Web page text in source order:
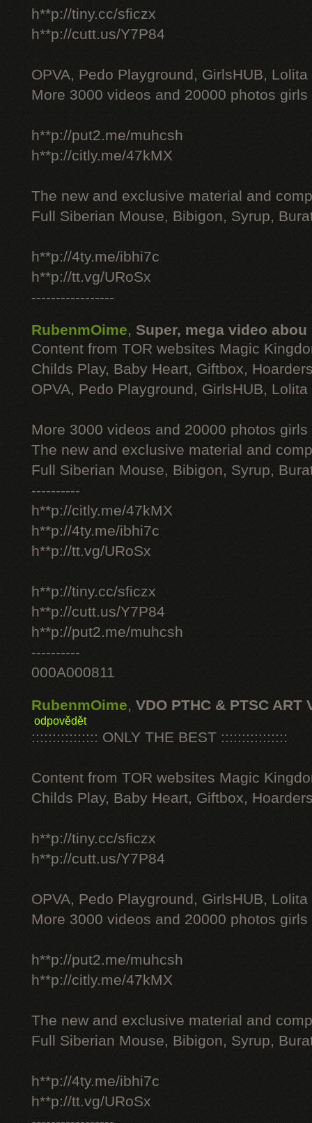
h**p://tiny.cc/sficzx
h**p://cutt.us/Y7P84
OPVA, Pedo Playground, GirlsHUB, Lolita
More 3000 videos and 20000 photos
h**p://put2.me/muhcsh
h**p://citly.me/47kMX
The new and exclusive material and
Full Siberian Mouse, Bibigon, Syrup,
h**p://4ty.me/ibhi7c
h**p://tt.vg/URoSx
-----------------
RubenmOime, Super, mega video abou
Content from TOR websites Magic
Childs Play, Baby Heart, Giftbox,
OPVA, Pedo Playground, GirlsHUB, Lolita
More 3000 videos and 20000 photos
The new and exclusive material and
Full Siberian Mouse, Bibigon, Syrup,
----------
h**p://citly.me/47kMX
h**p://4ty.me/ibhi7c
h**p://tt.vg/URoSx
h**p://tiny.cc/sficzx
h**p://cutt.us/Y7P84
h**p://put2.me/muhcsh
----------
000A000811
RubenmOime, VDO PTHC & PTSC ART
odpovědět
:::::::::::::::: ONLY THE BEST ::::::::::::::::
Content from TOR websites Magic
Childs Play, Baby Heart, Giftbox,
h**p://tiny.cc/sficzx
h**p://cutt.us/Y7P84
OPVA, Pedo Playground, GirlsHUB, Lolita
More 3000 videos and 20000 photos
h**p://put2.me/muhcsh
h**p://citly.me/47kMX
The new and exclusive material and
Full Siberian Mouse, Bibigon, Syrup,
h**p://4ty.me/ibhi7c
h**p://tt.vg/URoSx